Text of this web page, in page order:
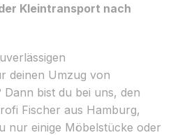
Kleintransport nach
deinen Umzug von
bist du bei uns, den
Fischer aus Hamburg,
nur einige Möbelstücke oder